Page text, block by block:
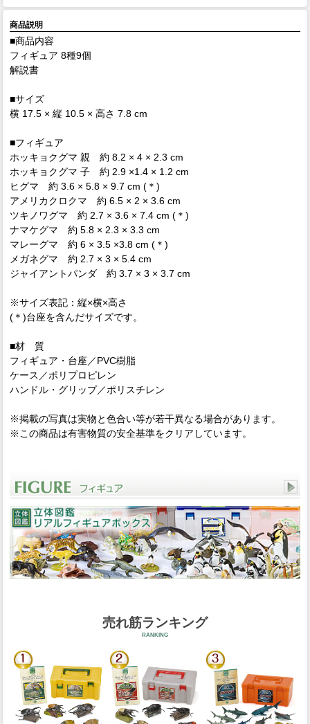
商品説明
■商品内容
フィギュア 8種9個
解説書
■サイズ
横 17.5 × 縦 10.5 × 高さ 7.8 cm
■フィギュア
ホッキョクグマ 親 約 8.2 × 4 × 2.3 cm
ホッキョクグマ 子 約 2.9 ×1.4 × 1.2 cm
ヒグマ 約 3.6 × 5.8 × 9.7 cm (＊)
アメリカクロクマ 約 6.5 × 2 × 3.6 cm
ツキノワグマ 約 2.7 × 3.6 × 7.4 cm (＊)
ナマケグマ 約 5.8 × 2.3 × 3.3 cm
マレーグマ 約 6 × 3.5 ×3.8 cm (＊)
メガネグマ 約 2.7 × 3 × 5.4 cm
ジャイアントパンダ 約 3.7 × 3 × 3.7 cm
※サイズ表記：縦×横×高さ
(＊)台座を含んだサイズです。
■材 質
フィギュア・台座／PVC樹脂
ケース／ポリプロピレン
ハンドル・グリップ／ポリスチレン
※掲載の写真は実物と色合い等が若干異なる場合があります。
※この商品は有害物質の安全基準をクリアしています。